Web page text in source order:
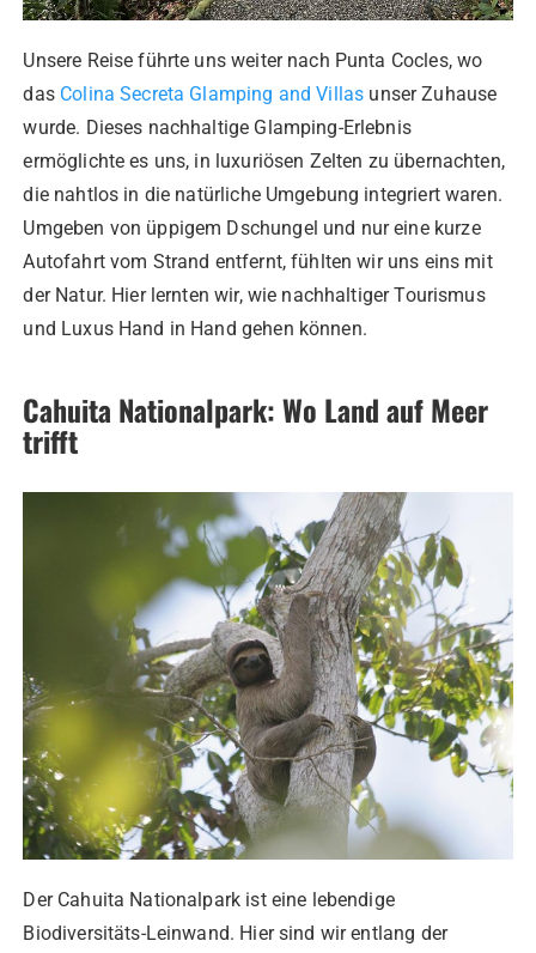
Unsere Reise führte uns weiter nach Punta Cocles, wo
das Colina Secreta Glamping and Villas unser Zuhause
wurde. Dieses nachhaltige Glamping-Erlebnis
ermöglichte es uns, in luxuriösen Zelten zu übernachten,
die nahtlos in die natürliche Umgebung integriert waren.
Umgeben von üppigem Dschungel und nur eine kurze
Autofahrt vom Strand entfernt, fühlten wir uns eins mit
der Natur. Hier lernten wir, wie nachhaltiger Tourismus
und Luxus Hand in Hand gehen können.
Cahuita Nationalpark: Wo Land auf Meer
trifft
Der Cahuita Nationalpark ist eine lebendige
Biodiversitäts-Leinwand. Hier sind wir entlang der